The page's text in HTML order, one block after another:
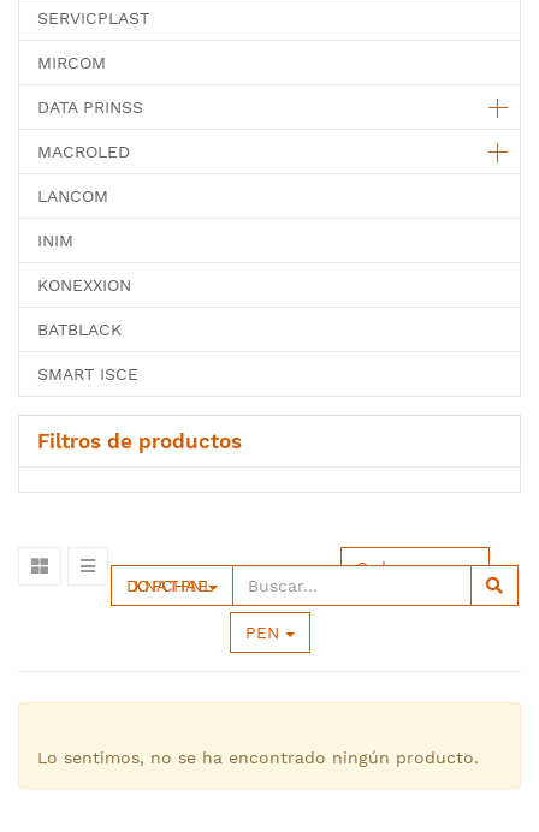
SERVICPLAST
MIRCOM
DATA PRINSS
MACROLED
LANCOM
INIM
KONEXXION
BATBLACK
SMART ISCE
Filtros de productos
DIXON PACTH PANEL
PEN
Ordenar por
Lo sentimos, no se ha encontrado ningún producto.